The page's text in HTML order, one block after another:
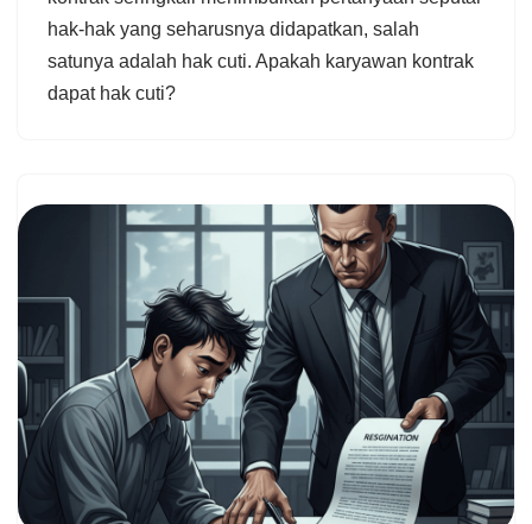
hak-hak yang seharusnya didapatkan, salah
satunya adalah hak cuti. Apakah karyawan kontrak
dapat hak cuti?